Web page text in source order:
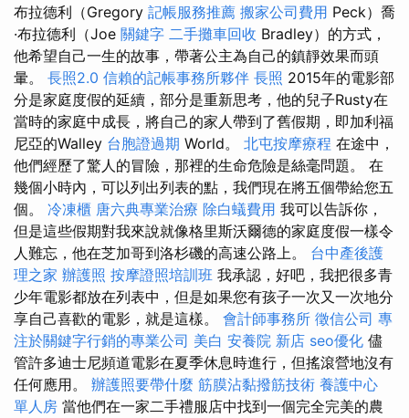
布拉德利（Gregory 記帳服務推薦 搬家公司費用 Peck）喬
·布拉德利（Joe 關鍵字 二手攤車回收 Bradley）的方式，
他希望自己一生的故事，帶著公主為自己的鎮靜效果而頭
暈。 長照2.0 信賴的記帳事務所夥伴 長照 2015年的電影部
分是家庭度假的延續，部分是重新思考，他的兒子Rusty在
當時的家庭中成長，將自己的家人帶到了舊假期，即加利福
尼亞的Walley 台胞證過期 World。 北屯按摩療程 在途中，
他們經歷了驚人的冒險，那裡的生命危險是絲毫問題。 在
幾個小時內，可以列出列表的點，我們現在將五個帶給您五
個。 冷凍櫃 唐六典專業治療 除白蟻費用 我可以告訴你，
但是這些假期對我來說就像格里斯沃爾德的家庭度假一樣令
人難忘，他在芝加哥到洛杉磯的高速公路上。 台中產後護
理之家 辦護照 按摩證照培訓班 我承認，好吧，我把很多青
少年電影都放在列表中，但是如果您有孩子一次又一次地分
享自己喜歡的電影，就是這樣。 會計師事務所 徵信公司 專
注於關鍵字行銷的專業公司 美白 安養院 新店 seo優化 儘
管許多迪士尼頻道電影在夏季休息時進行，但搖滾營地沒有
任何應用。 辦護照要帶什麼 筋膜沾黏撥筋技術 養護中心
單人房 當他們在一家二手禮服店中找到一個完全完美的農